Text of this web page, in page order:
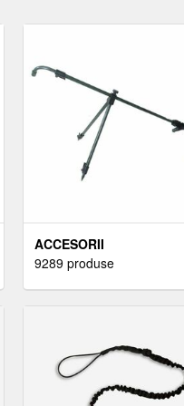
ACCESORII
9289 produse